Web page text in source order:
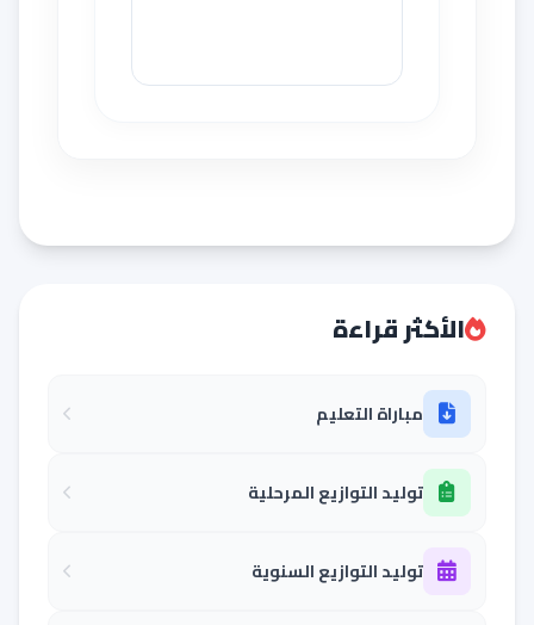
الأكثر قراءة
مباراة التعليم
توليد التوازيع المرحلية
توليد التوازيع السنوية